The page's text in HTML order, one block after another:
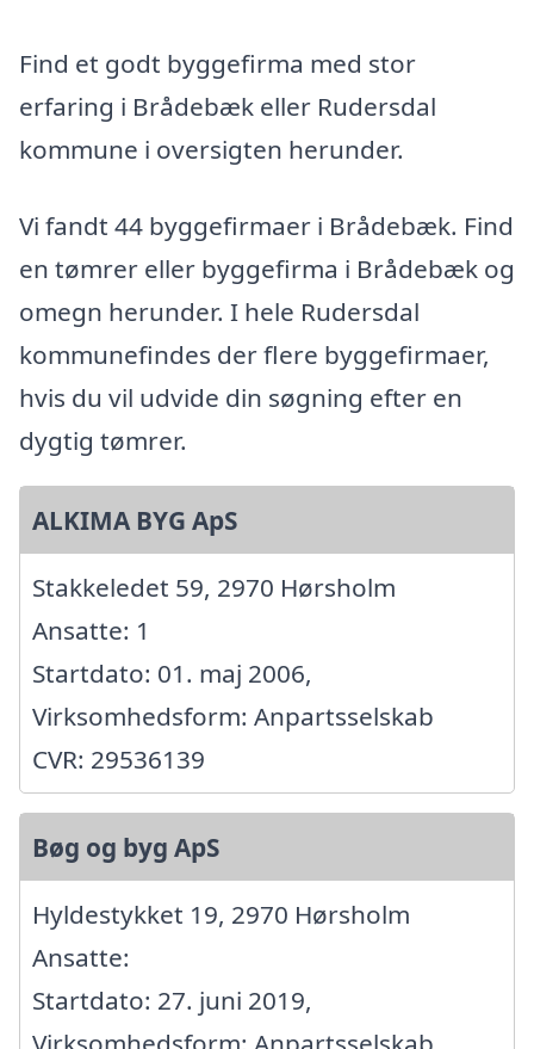
Find et godt byggefirma med stor
erfaring i Brådebæk eller Rudersdal
kommune i oversigten herunder.
Vi fandt 44 byggefirmaer i Brådebæk. Find
en tømrer eller byggefirma i Brådebæk og
omegn herunder. I hele Rudersdal
kommunefindes der flere byggefirmaer,
hvis du vil udvide din søgning efter en
dygtig tømrer.
ALKIMA BYG ApS
Stakkeledet 59, 2970 Hørsholm
Ansatte: 1
Startdato: 01. maj 2006,
Virksomhedsform: Anpartsselskab
CVR: 29536139
Bøg og byg ApS
Hyldestykket 19, 2970 Hørsholm
Ansatte:
Startdato: 27. juni 2019,